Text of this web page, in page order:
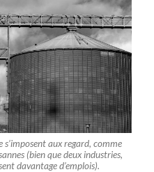
s’imposent aux regard, comme
(bien que deux industries,
davantage d’emplois).